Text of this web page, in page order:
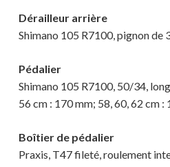
Dérailleur arrière
Shimano 105 R7100, pignon de
Pédalier
Shimano 105 R7100, 50/34,
56 cm : 170 mm; 58, 60, 62 cm :
Boîtier de pédalier
Praxis, T47 fileté, roulement